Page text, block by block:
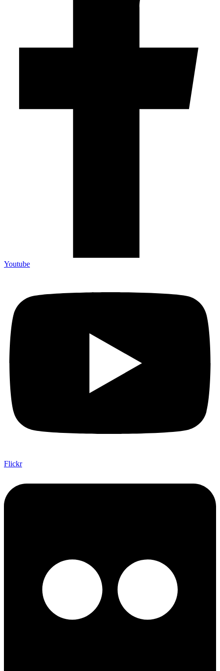
Youtube
Flickr